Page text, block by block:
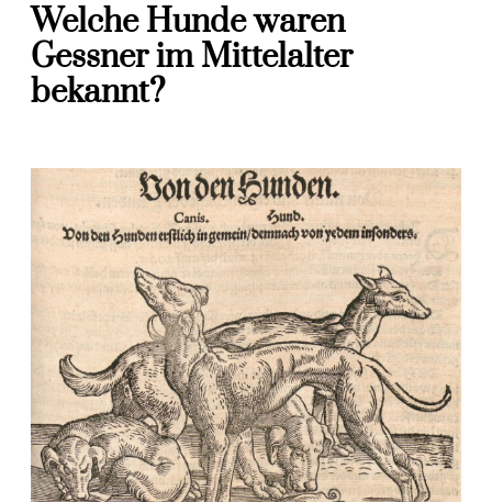
Welche Hunde waren
Gessner im Mittelalter
bekannt?